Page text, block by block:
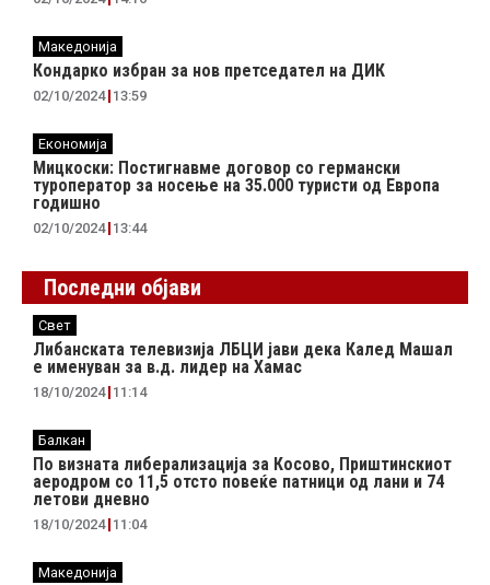
Македонија
Кондарко избран за нов претседател на ДИК
02/10/2024 13:59
Економија
Мицкоски: Постигнавме договор со германски
туроператор за носење на 35.000 туристи од Европа
годишно
02/10/2024 13:44
Последни објави
Свет
Либанската телевизија ЛБЦИ јави дека Калед Машал
е именуван за в.д. лидер на Хамас
18/10/2024 11:14
Балкан
По визната либерализација за Косово, Приштинскиот
аеродром со 11,5 отсто повеќе патници од лани и 74
летови дневно
18/10/2024 11:04
Македонија